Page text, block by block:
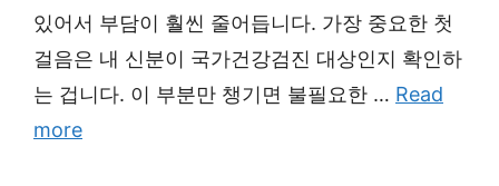
있어서 부담이 훨씬 줄어듭니다. 가장 중요한 첫
걸음은 내 신분이 국가건강검진 대상인지 확인하
는 겁니다. 이 부분만 챙기면 불필요한 … Read
more